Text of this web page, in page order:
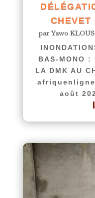
CHEVET
parYawo
BAS-MONO :
LA DMK AU
août